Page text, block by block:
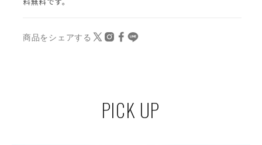
商品をシェアする
PICK UP